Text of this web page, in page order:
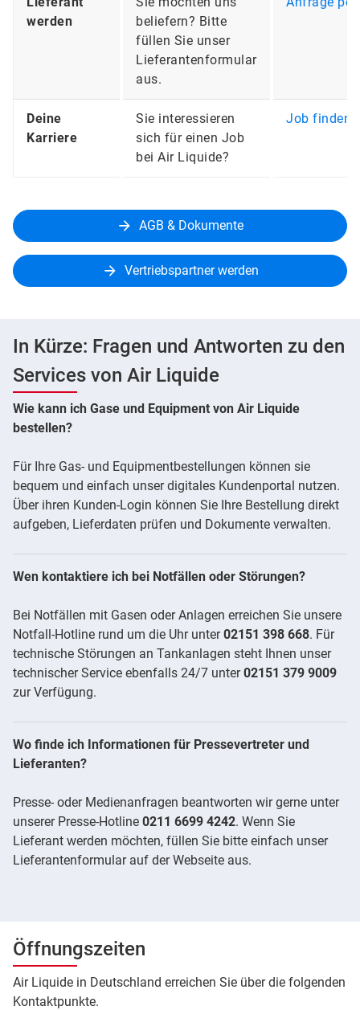
werden
beliefern? Bitte
füllen Sie unser
Lieferantenformular
aus.
Deine
Karriere
Sie interessieren
sich für einen Job
bei Air Liquide?
Job finden
AGB & Dokumente
Vertriebspartner werden
In Kürze: Fragen und Antworten zu den
Services von Air Liquide
Wie kann ich Gase und Equipment von Air Liquide
bestellen?
Für Ihre Gas- und Equipmentbestellungen können sie
bequem und einfach unser digitales Kundenportal nutzen.
Über ihren Kunden-Login können Sie Ihre Bestellung direkt
aufgeben, Lieferdaten prüfen und Dokumente verwalten.
Wen kontaktiere ich bei Notfällen oder Störungen?
Bei Notfällen mit Gasen oder Anlagen erreichen Sie unsere
Notfall-Hotline rund um die Uhr unter02151 398 668. Für
technische Störungen an Tankanlagen steht Ihnen unser
technischer Service ebenfalls 24/7 unter02151 379 9009
zur Verfügung.
Wo finde ich Informationen für Pressevertreter und
Lieferanten?
Presse- oder Medienanfragen beantworten wir gerne unter
unserer Presse-Hotline 0211 6699 4242. Wenn Sie
Lieferant werden möchten, füllen Sie bitte einfach unser
Lieferantenformular auf der Webseite aus.
Öffnungszeiten
Air Liquide in Deutschland erreichen Sie über die folgenden
Kontaktpunkte.